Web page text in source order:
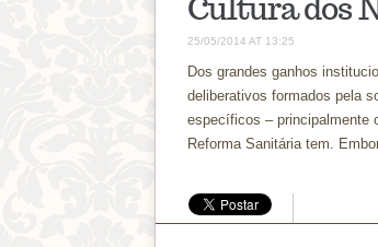
Cultura dos
25/05/2014 AT 13:25
Dos grandes ganhos
deliberativos formados pela
específicos – principalmente
Reforma Sanitária tem.